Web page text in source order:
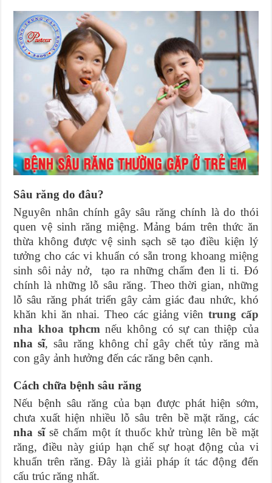
Sâu răng do đâu?
Nguyên nhân chính gây sâu răng chính là do thói
quen vệ sinh răng miệng. Mảng bám trên thức ăn
thừa không được vệ sinh sạch sẽ tạo điều kiện lý
tưởng cho các vi khuẩn có sẵn trong khoang miệng
sinh sôi nảy nở, tạo ra những chấm đen li ti. Đó
chính là những lỗ sâu răng. Theo thời gian, những
lỗ sâu răng phát triển gây cảm giác đau nhức, khó
khăn khi ăn nhai. Theo các giảng viêntrung cấp
nha khoa tphcm nếu không có sự can thiệp của
nha sĩ, sâu răng không chỉ gây chết tủy răng mà
con gây ảnh hưởng đến các răng bên cạnh.
Cách chữa bệnh sâu răng
Nếu bệnh sâu răng của bạn được phát hiện sớm,
chưa xuất hiện nhiều lỗ sâu trên bề mặt răng, các
nha sĩsẽ chấm một ít thuốc khử trùng lên bề mặt
răng, điều này giúp hạn chế sự hoạt động của vi
khuẩn trên răng. Đây là giải pháp ít tác động đến
cấu trúc răng nhất.